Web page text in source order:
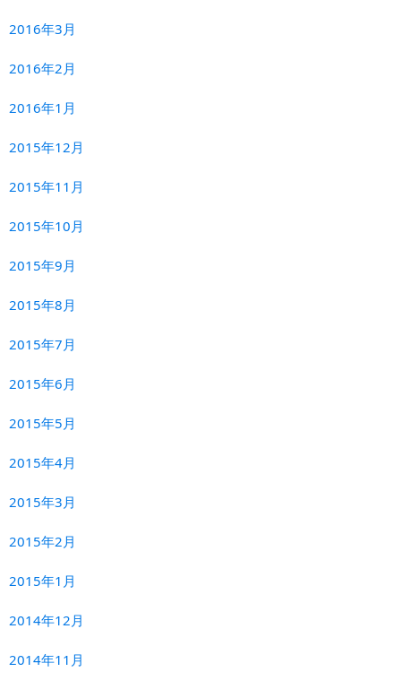
2016年3月
2016年2月
2016年1月
2015年12月
2015年11月
2015年10月
2015年9月
2015年8月
2015年7月
2015年6月
2015年5月
2015年4月
2015年3月
2015年2月
2015年1月
2014年12月
2014年11月